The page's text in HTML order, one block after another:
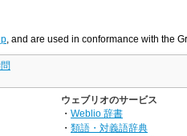
, and are used in conformance with the
ウェブリオのサービス
・ Weblio 辞書
・ 類語・対義語辞典